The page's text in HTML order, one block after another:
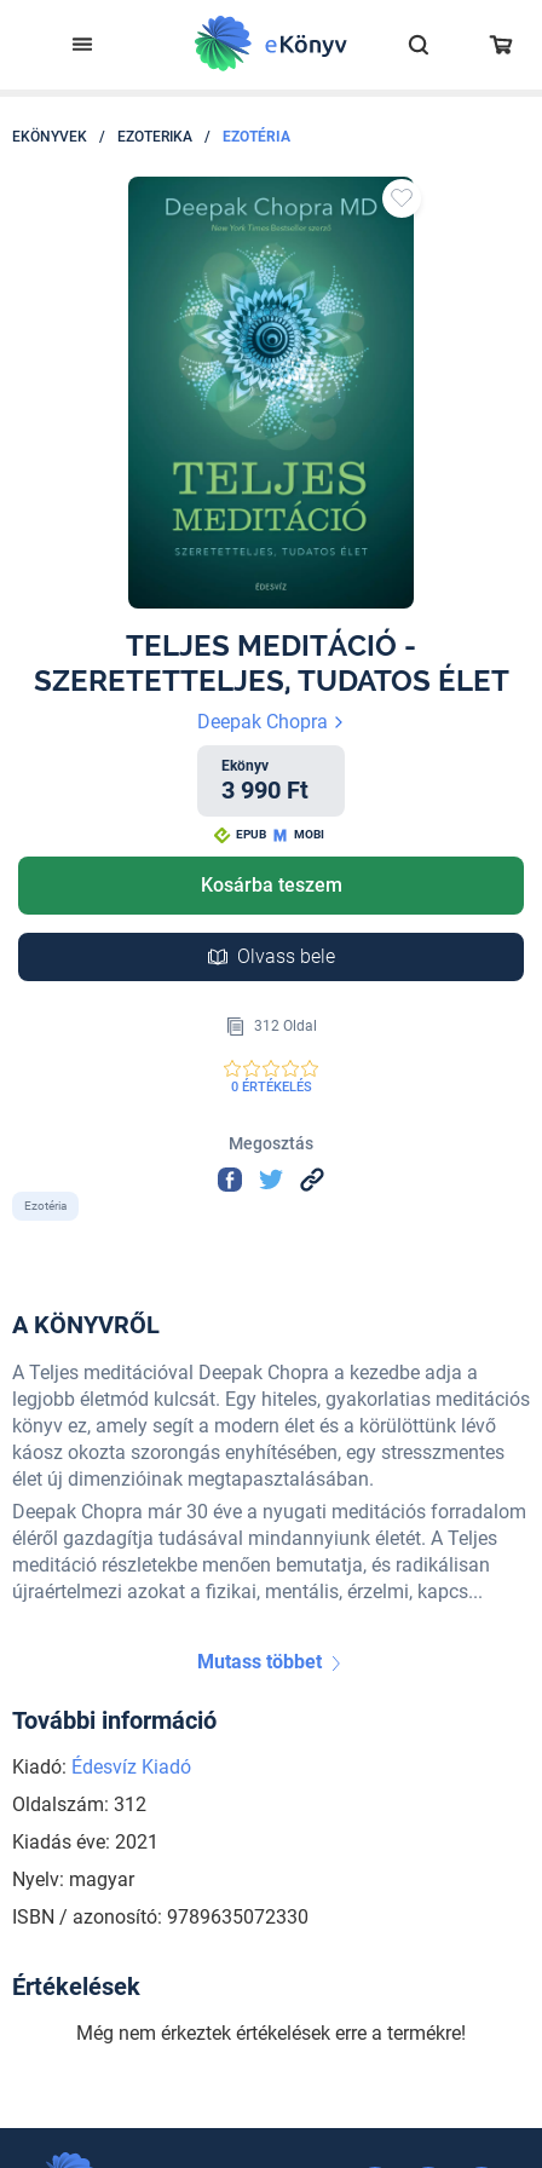
EKÖNYVEK / EZOTERIKA / EZOTÉRIA
TELJES MEDITÁCIÓ -
SZERETETTELJES, TUDATOS ÉLET
Deepak Chopra
Ekönyv
3 990 Ft
EPUB MOBI
Kosárba teszem
Olvass bele
312 Oldal
0 ÉRTÉKELÉS
Megosztás
Ezotéria
A KÖNYVRŐL
A Teljes meditációval Deepak Chopra a kezedbe adja a
legjobb életmód kulcsát. Egy hiteles, gyakorlatias meditációs
könyv ez, amely segít a modern élet és a körülöttünk lévő
káosz okozta szorongás enyhítésében, egy stresszmentes
élet új dimenzióinak megtapasztalásában.
Deepak Chopra már 30 éve a nyugati meditációs forradalom
éléről gazdagítja tudásával mindannyiunk életét. A Teljes
meditáció részletekbe menően bemutatja, és radikálisan
újraértelmezi azokat a fizikai, mentális, érzelmi, kapcs...
Mutass többet
További információ
Kiadó: Édesvíz Kiadó
Oldalszám: 312
Kiadás éve: 2021
Nyelv: magyar
ISBN / azonosító: 9789635072330
Értékelések
Még nem érkeztek értékelések erre a termékre!